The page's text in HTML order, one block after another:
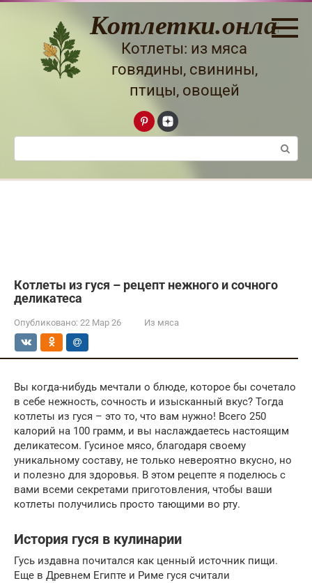
Перейти
Котлетки.онлайн
Котлеты: из мяса
говядины, свинины,
птицы, овощей
Поиск:
Котлеты из гуся – рецепт нежного и сочного
деликатеса
Опубликовано: 22 Мар 26 Из мяса
Вы когда-нибудь мечтали о блюде, которое бы сочетало
в себе нежность, сочность и изысканный вкус? Тогда
котлеты из гуся – это то, что вам нужно! Всего 250
калорий на 100 грамм, и вы наслаждаетесь настоящим
деликатесом. Гусиное мясо, благодаря своему
уникальному составу, не только невероятно вкусно, но
и полезно для здоровья. В этом рецепте я поделюсь с
вами всеми секретами приготовления, чтобы ваши
котлеты получились просто тающими во рту.
История гуся в кулинарии
Гусь издавна почитался как ценный источник пищи.
Еще в Древнем Египте и Риме гуся считали